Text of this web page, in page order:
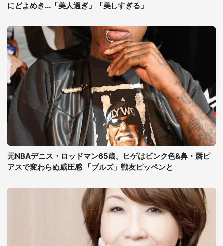
にどよめき...「美人過ぎ」「美しすぎる」
元NBAデニス・ロッドマン65歳、ヒゲはピンク色&鼻・唇ピ
アスで変わらぬ威圧感 「ブルズ」戦友ピッペンと